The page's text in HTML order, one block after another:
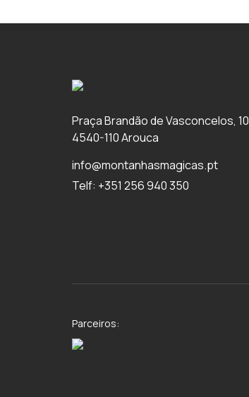
Praça Brandão de Vasconcelos, 10
4540-110 Arouca
info@montanhasmagicas.pt
Telf: +351 256 940 350
Parceiros: